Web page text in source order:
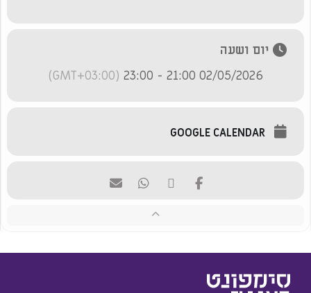
יום ושעה
02/05/2026 21:00 - 23:00
(GMT+03:00)
GOOGLE CALENDAR